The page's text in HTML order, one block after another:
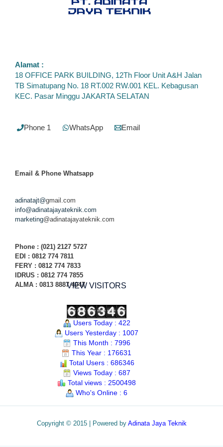
Alamat :
18 OFFICE PARK BUILDING, 12Th Floor Unit A&H Jalan
TB Simatupang No. 18 RT.002 RW.001 KEL. Kebagusan
KEC. Pasar Minggu JAKARTA SELATAN
Phone 1 WhatsApp Email
Email & Phone Whatsapp
adinatajt@gmail.com
info@adinatajayateknik.com
marketing@adinatajayateknik.com
Phone : (021) 2127 5727
EDI : 0812 774 7811
FERY : 0812 774 7833
IDRUS : 0812 774 7855
ALMA : 0813 8887 4047VIEW VISITORS
Users Today : 422
Users Yesterday : 1007
This Month : 7996
This Year : 176631
Total Users : 686346
Views Today : 687
Total views : 2500498
Who's Online : 6
Copyright © 2015 | Powered by Adinata Jaya Teknik